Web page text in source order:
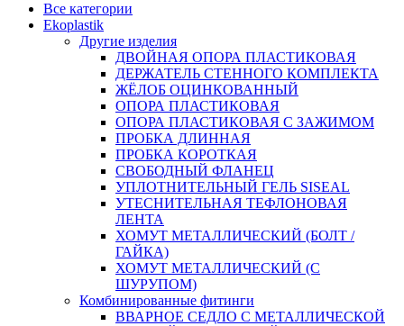
Все категории
Ekoplastik
Другие изделия
ДВОЙНАЯ ОПОРА ПЛАСТИКОВАЯ
ДЕРЖАТЕЛЬ СТЕННОГО КОМПЛЕКТА
ЖЁЛОБ ОЦИНКОВАННЫЙ
ОПОРА ПЛАСТИКОВАЯ
ОПОРА ПЛАСТИКОВАЯ С ЗАЖИМОМ
ПРОБКА ДЛИННАЯ
ПРОБКА КОРОТКАЯ
СВОБОДНЫЙ ФЛАНЕЦ
УПЛОТНИТЕЛЬНЫЙ ГЕЛЬ SISEAL
УТЕСНИТЕЛЬНАЯ ТЕФЛОНОВАЯ
ЛЕНТА
ХОМУТ МЕТАЛЛИЧЕСКИЙ (БОЛТ /
ГАЙКА)
ХОМУТ МЕТАЛЛИЧЕСКИЙ (С
ШУРУПОМ)
Комбинированные фитинги
ВВАРНОЕ СЕДЛО С МЕТАЛЛИЧЕСКОЙ